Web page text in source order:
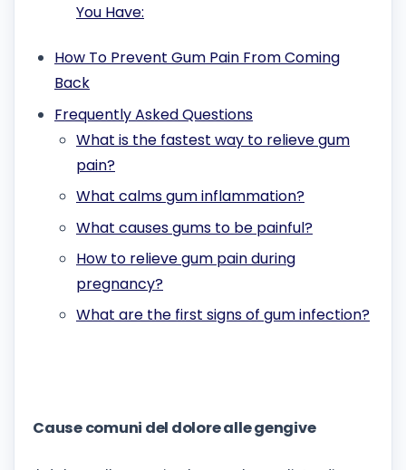
You Have:
How To Prevent Gum Pain From Coming
Back
Frequently Asked Questions
What is the fastest way to relieve gum
pain?
What calms gum inflammation?
What causes gums to be painful?
How to relieve gum pain during
pregnancy?
What are the first signs of gum infection?
Cause comuni del dolore alle gengive